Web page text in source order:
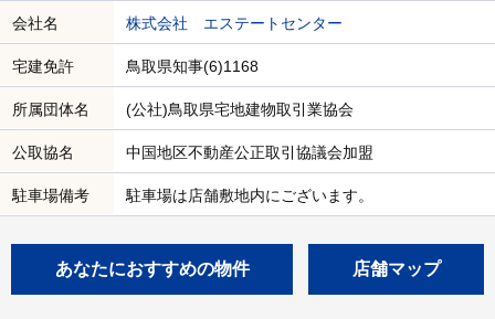
会社名 株式会社 エステートセンター
宅建免許 鳥取県知事(6)1168
所属団体名 (公社)鳥取県宅地建物取引業協会
公取協名 中国地区不動産公正取引協議会加盟
駐車場備考 駐車場は店舗敷地内にございます。
あなたにおすすめの物件 店舗マップ